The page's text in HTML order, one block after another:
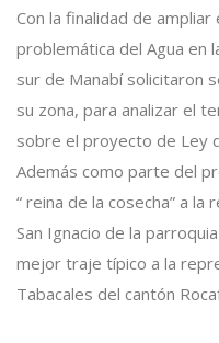
Con la finalidad de
problemática del Agua en
sur de Manabí solicitaron
su zona, para analizar el
sobre el proyecto de Ley
Además como parte del
“ reina de la cosecha” a
San Ignacio de la
mejor traje típico a la
Tabacales del cantón